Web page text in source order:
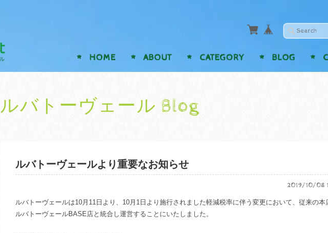
HOME ABOUT CATEGORY BLOG
ルバトーヴェール Blog
ルバトーヴェールより重要なお知らせ
2019/10/08
ルバトーヴェールは10月11日より、10月1日より施行されました軽減税率に伴う変更において、従来の本
ルバトーヴェールBASE店と統合し運営することにいたしました。